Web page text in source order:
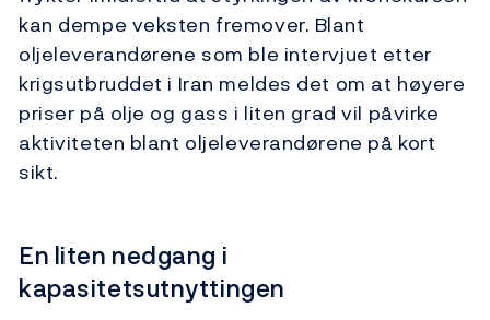
kan dempe veksten fremover. Blant
oljeleverandørene som ble intervjuet etter
krigsutbruddet i Iran meldes det om at høyere
priser på olje og gass i liten grad vil påvirke
aktiviteten blant oljeleverandørene på kort
sikt.
En liten nedgang i
kapasitetsutnyttingen